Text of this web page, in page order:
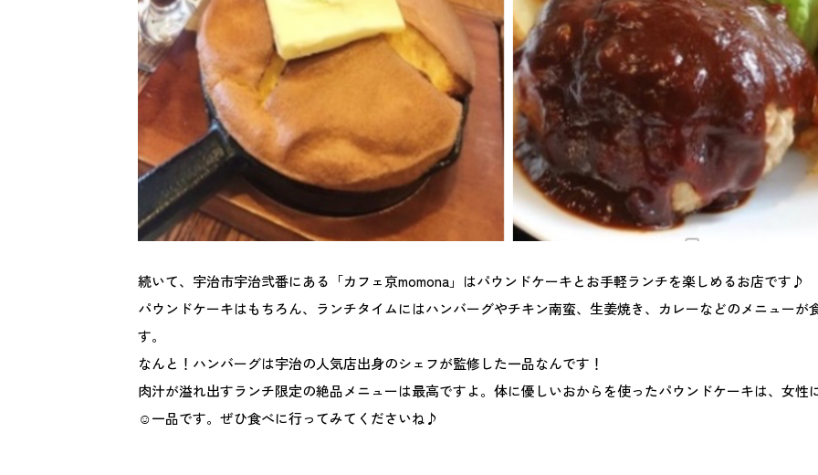
続いて、宇治市宇治弐番にある「カフェ京momona」はパウンドケーキとお手軽ランチを楽しめるお店です♪
パウンドケーキはもちろん、ランチタイムにはハンバーグやチキン南蛮、生姜焼き、カレーなどのメニューが
す。
なんと！ハンバーグは宇治の人気店出身のシェフが監修した一品なんです！
肉汁が溢れ出すランチ限定の絶品メニューは最高ですよ。体に優しいおからを使ったパウンドケーキは、女性
☺️一品です。ぜひ食べに行ってみてくださいね♪